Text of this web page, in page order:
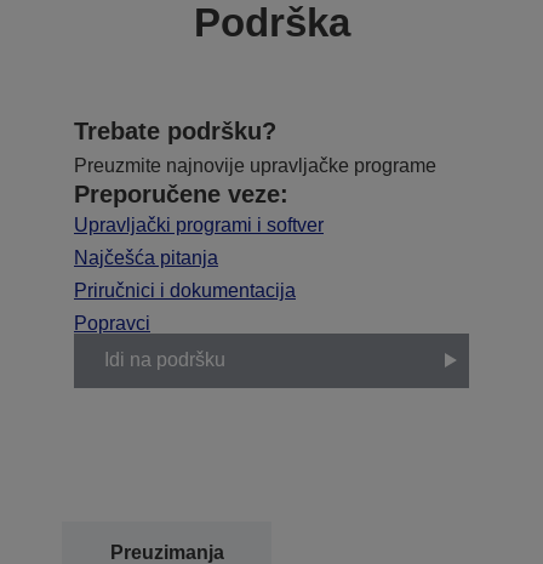
Podrška
Trebate podršku?
Preuzmite najnovije upravljačke programe
Preporučene veze:
Upravljački programi i softver
Najčešća pitanja
Priručnici i dokumentacija
Popravci
Idi na podršku
Preuzimanja